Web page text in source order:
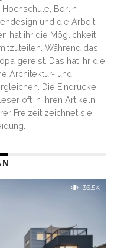
Hochschule, Berlin
und die Arbeit
hat ihr die Möglichkeit
Während das
gereist. Das hat ihr die
Architektur- und
Die Eindrücke
oft in ihren Artikeln.
Freizeit zeichnet sie
36.5K